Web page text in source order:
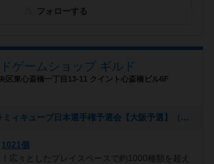
フォローする
ゲームショップ ギルド
区東心斎橋一丁目13-11 クイント心斎橋ビル6F
[NEW] 【8月25日】ラミィキューブ日本選手権予選会【大阪予選】（2019年07月13日 21時47分）
1021個
広々としたプレイスペースで約1000種類を超え